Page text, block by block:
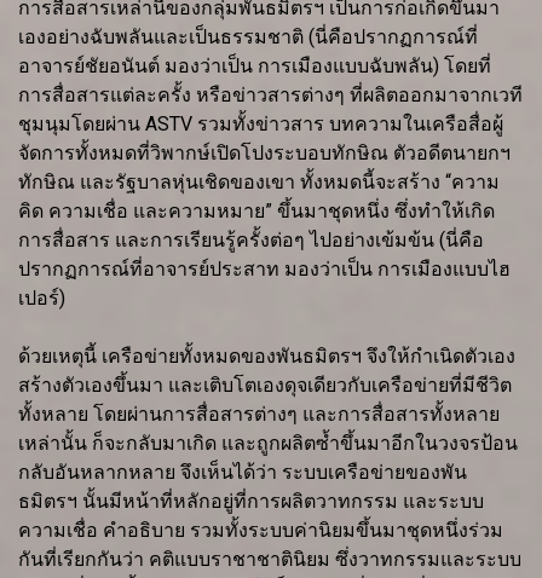
การสื่อสารเหล่านี้ของกลุ่มพันธมิตรฯ เป็นการก่อเกิดขึ้นมา
เองอย่างฉับพลันและเป็นธรรมชาติ (นี่คือปรากฏการณ์ที่
อาจารย์ชัยอนันต์ มองว่าเป็น การเมืองแบบฉับพลัน) โดยที่
การสื่อสารแต่ละครั้ง หรือข่าวสารต่างๆ ที่ผลิตออกมาจากเวที
ชุมนุมโดยผ่าน ASTV รวมทั้งข่าวสาร บทความในเครือสื่อผู้
จัดการทั้งหมดที่วิพากษ์เปิดโปงระบอบทักษิณ ตัวอดีตนายกฯ
ทักษิณ และรัฐบาลหุ่นเชิดของเขา ทั้งหมดนี้จะสร้าง “ความ
คิด ความเชื่อ และความหมาย” ขึ้นมาชุดหนึ่ง ซึ่งทำให้เกิด
การสื่อสาร และการเรียนรู้ครั้งต่อๆ ไปอย่างเข้มข้น (นี่คือ
ปรากฏการณ์ที่อาจารย์ประสาท มองว่าเป็น การเมืองแบบไฮ
เปอร์)
ด้วยเหตุนี้ เครือข่ายทั้งหมดของพันธมิตรฯ จึงให้กำเนิดตัวเอง
สร้างตัวเองขึ้นมา และเติบโตเองดุจเดียวกับเครือข่ายที่มีชีวิต
ทั้งหลาย โดยผ่านการสื่อสารต่างๆ และการสื่อสารทั้งหลาย
เหล่านั้น ก็จะกลับมาเกิด และถูกผลิตซ้ำขึ้นมาอีกในวงจรป้อน
กลับอันหลากหลาย จึงเห็นได้ว่า ระบบเครือข่ายของพัน
ธมิตรฯ นั้นมีหน้าที่หลักอยู่ที่การผลิตวาทกรรม และระบบ
ความเชื่อ คำอธิบาย รวมทั้งระบบค่านิยมขึ้นมาชุดหนึ่งร่วม
กันที่เรียกกันว่า คติแบบราชาชาตินิยม ซึ่งวาทกรรมและระบบ